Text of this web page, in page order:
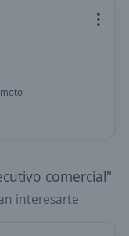
comercial"
interesarte